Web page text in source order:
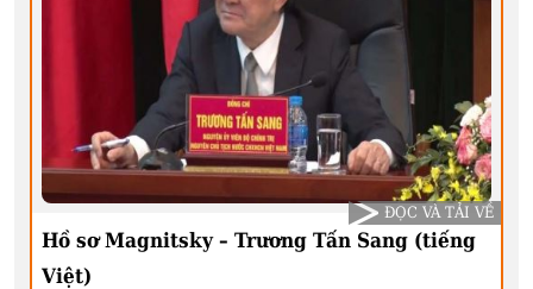
Hồ sơ Magnitsky – Trương Tấn Sang (tiếng
Việt)
ĐỌC VÀ TẢI VỀ